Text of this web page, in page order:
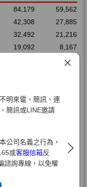
×
明來電、簡訊、連
簡訊或LINE邀請
公司名義之行為，
或客服信箱反
諮詢專線，以免權